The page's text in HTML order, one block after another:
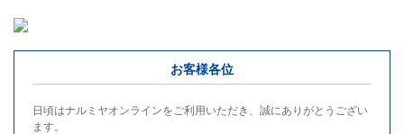
お客様各位
日頃はナルミヤオンラインをご利用いただき、誠にありがとうござい
ます。